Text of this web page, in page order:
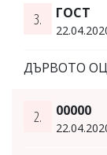
3. ГОСТ
ДЪРВОТО
2. 00000